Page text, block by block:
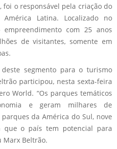
foi o responsável pela criação do
Latina. Localizado no
com 25 anos
de visitantes, somente em
segmento para o turismo
participou, nesta sexta-feira
World. “Os parques temáticos
e geram milhares de
da América do Sul, nove
que o país tem potencial para
Marx Beltrão.